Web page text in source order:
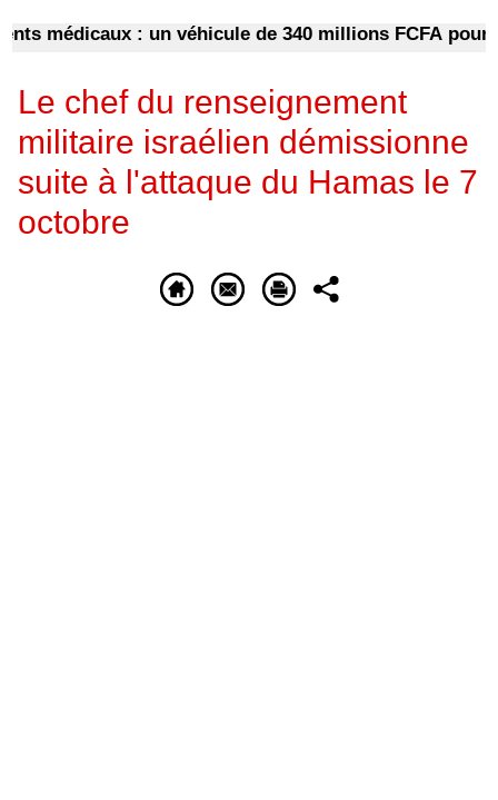
médicaux : un véhicule de 340 millions FCFA pour
Le chef du renseignement
militaire israélien démissionne
suite à l'attaque du Hamas le 7
octobre